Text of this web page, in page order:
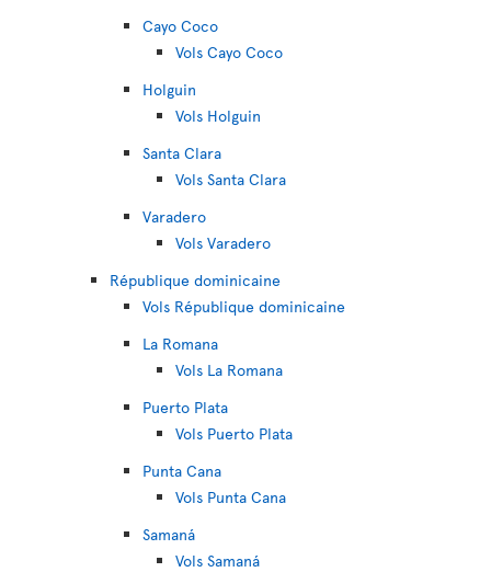
Cayo Coco
Vols Cayo Coco
Holguin
Vols Holguin
Santa Clara
Vols Santa Clara
Varadero
Vols Varadero
République dominicaine
Vols République dominicaine
La Romana
Vols La Romana
Puerto Plata
Vols Puerto Plata
Punta Cana
Vols Punta Cana
Samaná
Vols Samaná